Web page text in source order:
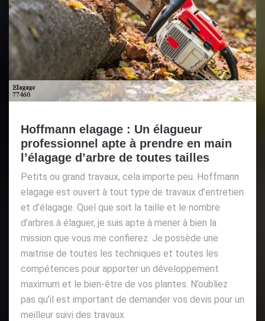
Hoffmann elagage : Un élagueur
professionnel apte à prendre en main
l’élagage d’arbre de toutes tailles
Petits ou grand travaux, cela importe peu. Hoffmann
elagage est ouvert à tout type de travaux d’entretien
et d’élagage. Quel que soit la taille et le nombre
d’arbres à élaguer, je suis apte à mener à bien la
mission que vous me confierez. Je possède une
maitrise de toutes les techniques et toutes les
compétences pour apporter un développement
maximum et le bien-être de vos plantes. N’oubliez
pas qu’il est important de demander vos devis pour un
meilleur suivi des travaux.